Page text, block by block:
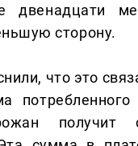
двенадцати
сторону.
что это
получит